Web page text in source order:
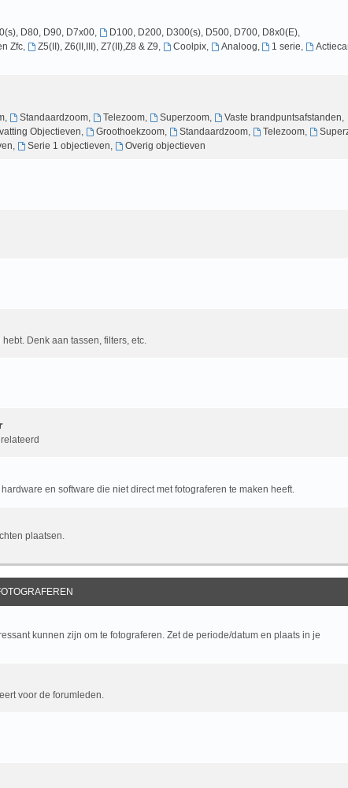
D80, D90, D7x00, D100, D200, D300(s), D500, D700, D8x0(E),
Zfc, Z5(II), Z6(II,III), Z7(II),Z8 & Z9, Coolpix, Analoog, 1 serie,
, Standaardzoom, Telezoom, Superzoom, Vaste brandpuntsafstanden,
Objectieven, Groothoekzoom, Standaardzoom, Telezoom,
, Serie 1 objectieven, Overig objectieven
Denk aan tassen, filters, etc.
en software die niet direct met fotograferen te maken heeft.
plaatsen.
kunnen zijn om te fotograferen. Zet de periode/datum en plaats in je
voor de forumleden.